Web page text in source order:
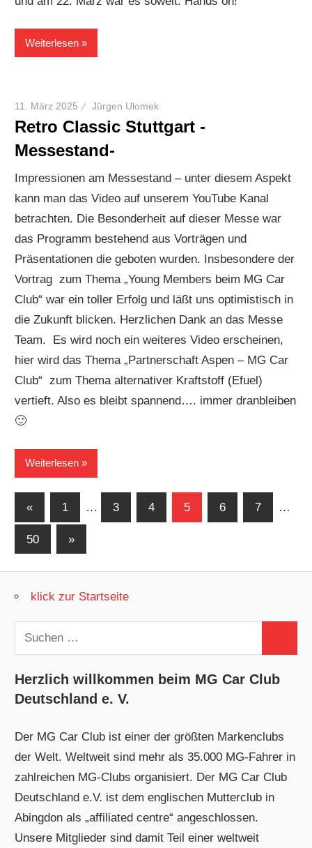
Weiterlesen
11. März 2025 Jürgen Ulomek
Retro Classic Stuttgart -
Messestand-
Impressionen am Messestand – unter diesem Aspekt
kann man das Video auf unserem YouTube Kanal
betrachten. Die Besonderheit auf dieser Messe war
das Programm bestehend aus Vorträgen und
Präsentationen die geboten wurden. Insbesondere der
Vortrag zum Thema „Young Members beim MG Car
Club“ war ein toller Erfolg und läßt uns optimistisch in
die Zukunft blicken. Herzlichen Dank an das Messe
Team. Es wird noch ein weiteres Video erscheinen,
hier wird das Thema „Partnerschaft Aspen – MG Car
Club“ zum Thema alternativer Kraftstoff (Efuel)
vertieft. Also es bleibt spannend…. immer dranbleiben
🙂
Weiterlesen
Seitennummerierung
der
Beiträge
«Vorherige
Beiträge
1 … 3 4 5 6 7 …
50
Nächste
»
klick zur Startseite
Suchen
nach:
Herzlich willkommen beim MG Car Club
Deutschland e. V.
Der MG Car Club ist einer der größten Markenclubs
der Welt. Weltweit sind mehr als 35.000 MG-Fahrer in
zahlreichen MG-Clubs organisiert. Der MG Car Club
Deutschland e.V. ist dem englischen Mutterclub in
Abingdon als „affiliated centre“ angeschlossen.
Unsere Mitglieder sind damit Teil einer weltweit